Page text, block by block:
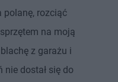
polanę, rozciąć
na moją
z garażu i
nie dostał się do